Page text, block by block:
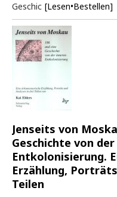
Geschic [Lesen•Bestellen]
Jenseits von
Geschichte von
Entkolonisierung.
Erzählung,
Teilen